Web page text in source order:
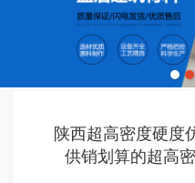
陕西超高密度硬度
供销划算的超高